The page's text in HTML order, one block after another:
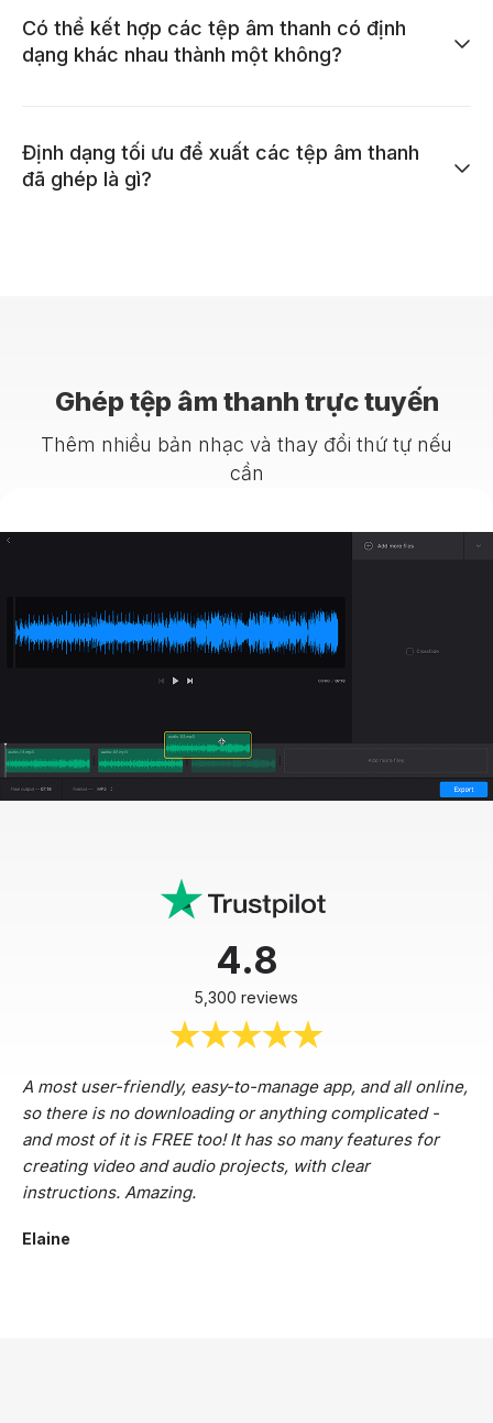
Có thể kết hợp các tệp âm thanh có định
dạng khác nhau thành một không?
Định dạng tối ưu để xuất các tệp âm thanh
đã ghép là gì?
Ghép tệp âm thanh trực tuyến
Thêm nhiều bản nhạc và thay đổi thứ tự nếu
cần
4.8
5,300 reviews
A most user-friendly, easy-to-manage app, and all online,
so there is no downloading or anything complicated -
and most of it is FREE too! It has so many features for
creating video and audio projects, with clear
instructions. Amazing.
Elaine